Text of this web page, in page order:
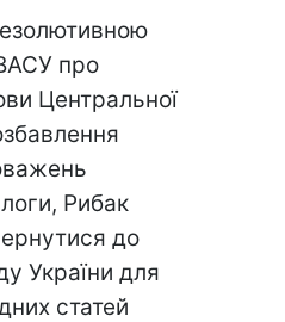
про
Центральної
Рибак
до
України для
статей